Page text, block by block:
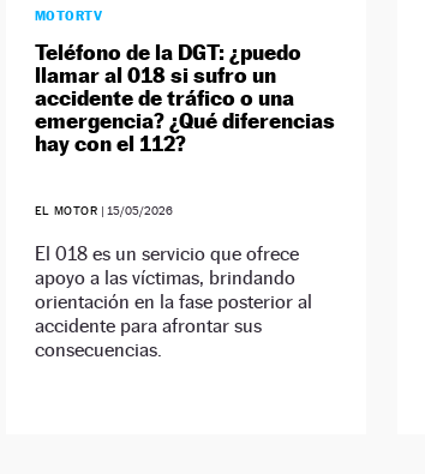
MOTORTV
Teléfono de la DGT: ¿puedo
llamar al 018 si sufro un
accidente de tráfico o una
emergencia? ¿Qué diferencias
hay con el 112?
EL MOTOR | 15/05/2026
El 018 es un servicio que ofrece
apoyo a las víctimas, brindando
orientación en la fase posterior al
accidente para afrontar sus
consecuencias.